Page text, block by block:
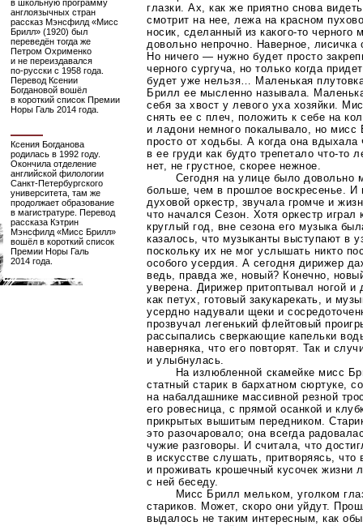
в школьную программу
англоязычных стран
рассказ Мэнсфилд «Мисс
Брилл» (1920) был
переведён тогда же
Петром Охрименко
и не переиздавался
по-русскис 1958 года.
Перевод Ксении
Богдановой вошёл
в короткий список Премии
Норы Галь 2014 года.
Ксения Богданова
родилась в 1992 году.
Окончила отделение
английской филологии
Санкт-Петербургского
университета, там же
продолжает образование
в магистратуре. Перевод
рассказа Кэтрин
Мэнсфилд «Мисс Брилл»
вошёл в короткий список
Премии Норы Галь
2014 года.
глазки. Ах, как же приятно снова
смотрит на нее, лежа на красном
носик, сделанный изкакого-то черного
довольно непрочно. Наверное, лисичка
Но ничего — нужно будет просто
черного сургуча, но только когда
будет уже нельзя… Маленькая
Брилл ее мысленно называла.
себя за хвост у левого уха хозяйки.
снять ее с плеч, положить к себе на
и ладони немного покалывало, но
просто от ходьбы. А когда она
в ее груди как будто трепетало что-то
нет, не грустное, скорее нежное.
Сегодня на улице было довольно
больше, чем в прошлое воскресенье. И
духовой оркестр, звучала громче и
что начался Сезон. Хотя оркестр играл
круглый год, вне сезона его музыка
казалось, что музыканты выступают в
поскольку их не мог услышать никто
особого усердия. А сегодня дирижер
ведь, правда же, новый? Конечно,
уверена. Дирижер притоптывал ногой и
как петух, готовый закукарекать, и
усердно надували щеки и
прозвучал легенький флейтовый
рассыпались сверкающие капельки
наверняка, что его повторят. Так и
и улыбнулась.
На излюбленной скамейке мисс
статный старик в бархатном сюртуке,
на набалдашнике массивной резной
его ровесница, с прямой осанкой и
прикрытых вышитым передником.
это разочаровало; она всегда
чужие разговоры. И считала, что
в искусстве слушать, притворяясь, что
и проживать крошечный кусочек
с ней беседу.
Мисс Брилл мельком, уголком
стариков. Может, скоро они уйдут.
выдалось не таким интересным, как